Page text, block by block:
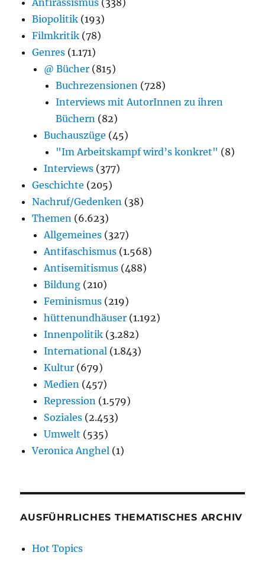
Biopolitik (193)
Filmkritik (78)
Genres (1.171)
@ Bücher (815)
Buchrezensionen (728)
Interviews mit AutorInnen zu ihren
Büchern (82)
Buchauszüge (45)
"Im Arbeitskampf wird’s konkret" (8)
Interviews (377)
Geschichte (205)
Nachruf/Gedenken (38)
Themen (6.623)
Allgemeines (327)
Antifaschismus (1.568)
Antisemitismus (488)
Bildung (210)
Feminismus (219)
hüttenundhäuser (1.192)
Innenpolitik (3.282)
International (1.843)
Kultur (679)
Medien (457)
Repression (1.579)
Soziales (2.453)
Umwelt (535)
Veronica Anghel (1)
AUSFÜHRLICHES THEMATISCHES ARCHIV
Hot Topics